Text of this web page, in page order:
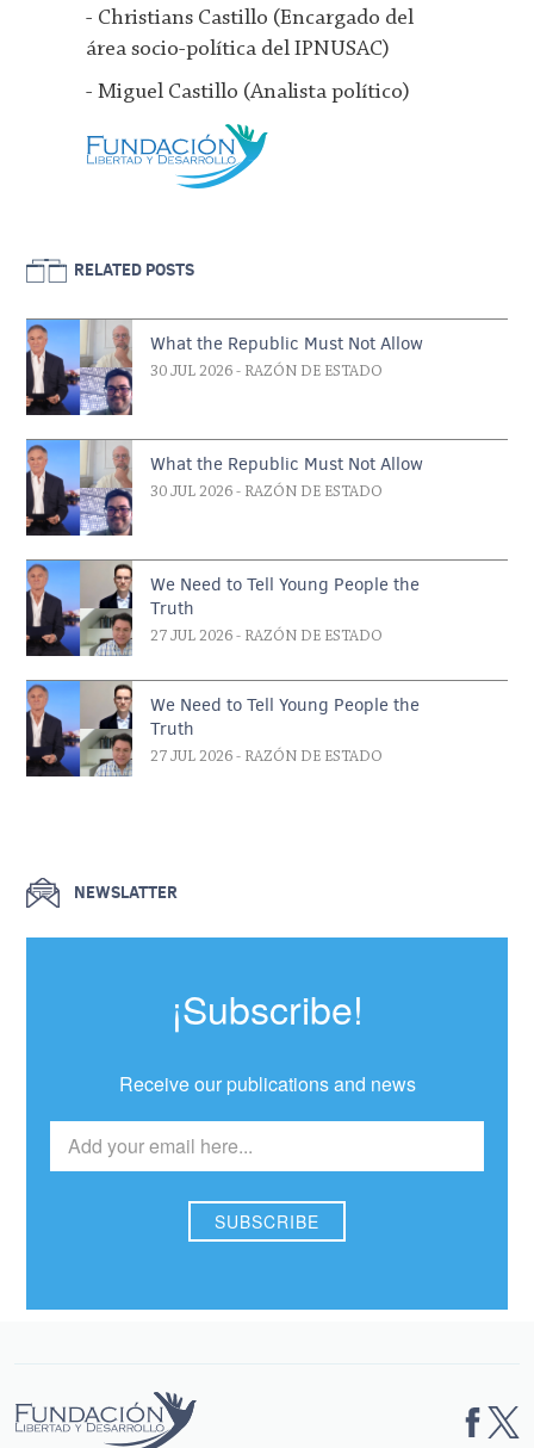
- Christians Castillo (Encargado del
área socio-política del IPNUSAC)
- Miguel Castillo (Analista político)
RELATED POSTS
What the Republic Must Not Allow
30 JUL 2026 - RAZÓN DE ESTADO
What the Republic Must Not Allow
30 JUL 2026 - RAZÓN DE ESTADO
We Need to Tell Young People the
Truth
27 JUL 2026 - RAZÓN DE ESTADO
We Need to Tell Young People the
Truth
27 JUL 2026 - RAZÓN DE ESTADO
NEWSLATTER
¡Subscribe!
Receive our publications and news